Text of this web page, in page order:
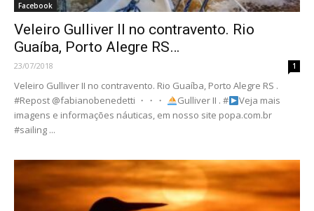
Facebook
Veleiro Gulliver II no contravento. Rio
Guaíba, Porto Alegre RS…
23/07/2018 1
Veleiro Gulliver II no contravento. Rio Guaíba, Porto Alegre RS .
#Repost @fabianobenedetti ・・・
Gulliver II . #
Veja mais
imagens e informações náuticas, em nosso site popa.com.br
#sailing ...